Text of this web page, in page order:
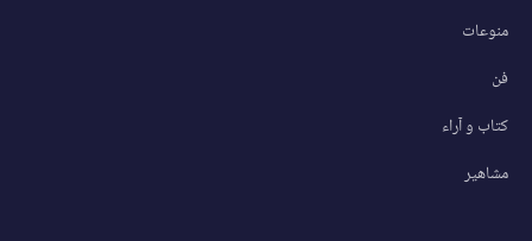
منوعات
فن
كتاب و آراء
مشاهير